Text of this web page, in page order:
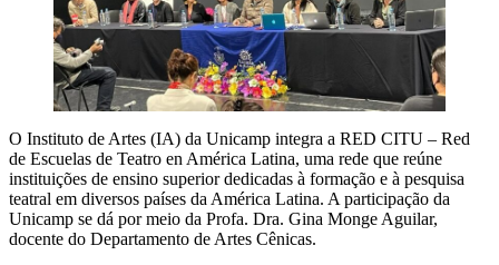
O Instituto de Artes (IA) da Unicamp integra a RED CITU – Red
de Escuelas de Teatro en América Latina, uma rede que reúne
instituições de ensino superior dedicadas à formação e à pesquisa
teatral em diversos países da América Latina. A participação da
Unicamp se dá por meio da Profa. Dra. Gina Monge Aguilar,
docente do Departamento de Artes Cênicas.